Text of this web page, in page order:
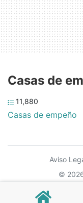
Casas de
11,880
Casas de empeño
Aviso
©